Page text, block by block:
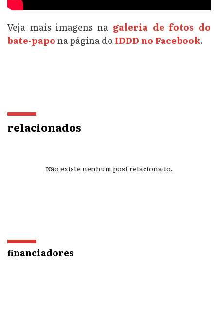
Veja mais imagens na galeria de fotos do
bate-papona página do IDDD no Facebook.
relacionados
Não existe nenhum post relacionado.
financiadores